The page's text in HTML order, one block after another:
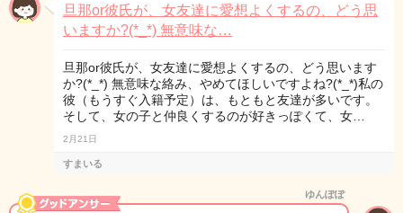
旦那or彼氏が、女友達に愛想よくするの、どう思
いますか?(*_*) 無意味な…
旦那or彼氏が、女友達に愛想よくするの、どう思います
か?(*_*) 無意味な絡み、やめてほしいですよね?(*_*)私の
彼（もうすぐ入籍予定）は、もともと友達が多いです。
そして、女の子と仲良くするのが好きっぽくて、女…
2月21日
すまいる
ゆんぽぽ